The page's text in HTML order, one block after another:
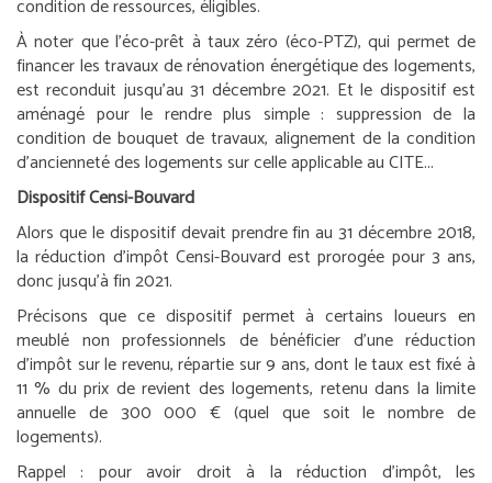
condition de ressources, éligibles.
À noter que l’éco-prêt à taux zéro (éco-PTZ), qui permet de
financer les travaux de rénovation énergétique des logements,
est reconduit jusqu’au 31 décembre 2021. Et le dispositif est
aménagé pour le rendre plus simple : suppression de la
condition de bouquet de travaux, alignement de la condition
d’ancienneté des logements sur celle applicable au CITE...
Dispositif Censi-Bouvard
Alors que le dispositif devait prendre fin au 31 décembre 2018,
la réduction d’impôt Censi-Bouvard est prorogée pour 3 ans,
donc jusqu’à fin 2021.
Précisons que ce dispositif permet à certains loueurs en
meublé non professionnels de bénéficier d’une réduction
d’impôt sur le revenu, répartie sur 9 ans, dont le taux est fixé à
11 % du prix de revient des logements, retenu dans la limite
annuelle de 300 000 € (quel que soit le nombre de
logements).
Rappel : pour avoir droit à la réduction d’impôt, les